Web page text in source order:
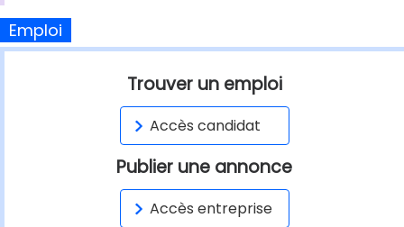
Emploi
Trouver un emploi
Accès candidat
Publier une annonce
Accès entreprise